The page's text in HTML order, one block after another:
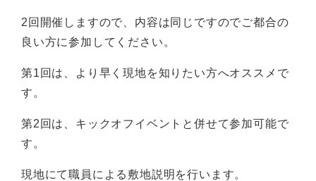
2回開催しますので、内容は同じですのでご都合の
良い方に参加してください。
第1回は、より早く現地を知りたい方へオススメで
す。
第2回は、キックオフイベントと併せて参加可能で
す。
現地にて職員による敷地説明を行います。